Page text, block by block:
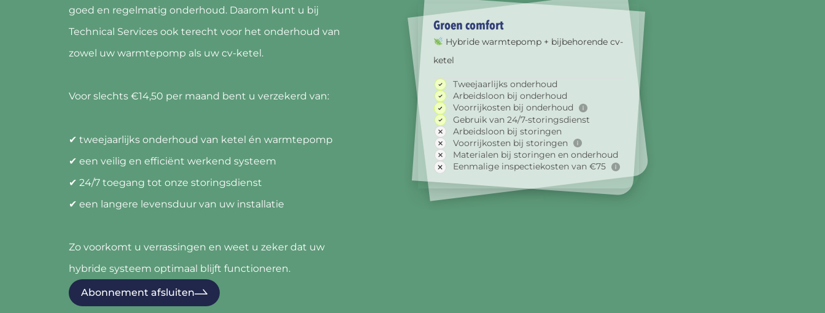
goed en regelmatig onderhoud. Daarom kunt u bij
Technical Services ook terecht voor het onderhoud van
zowel uw warmtepomp als uw cv-ketel.
Voor slechts €14,50 per maand bent u verzekerd van:
✔ tweejaarlijks onderhoud van ketel én warmtepomp
✔ een veilig en efficiënt werkend systeem
✔ 24/7 toegang tot onze storingsdienst
✔ een langere levensduur van uw installatie
Zo voorkomt u verrassingen en weet u zeker dat uw
hybride systeem optimaal blijft functioneren.
Abonnement afsluiten
Groen comfort
Hybride warmtepomp + bijbehorende cv-
ketel
Tweejaarlijks onderhoud
Arbeidsloon bij onderhoud
Voorrijkosten bij onderhoud
Gebruik van 24/7-storingsdienst
Arbeidsloon bij storingen
Voorrijkosten bij storingen
Materialen bij storingen en onderhoud
Eenmalige inspectiekosten van €75